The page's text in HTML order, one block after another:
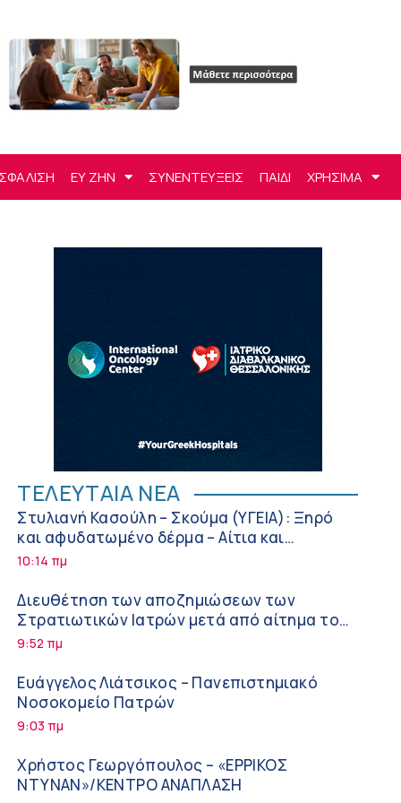
ΕΥ ΖΗΝ ΣΥΝΕΝΤΕΥΞΕΙΣ ΠΑΙΔΙ ΧΡΗΣΙΜΑ
ΤΕΛΕΥΤΑΙΑ ΝΕΑ
Στυλιανή Κασούλη – Σκούμα (ΥΓΕΙΑ): Ξηρό
και αφυδατωμένο δέρμα – Αίτια και
αντιμετώπιση
10:14 πμ
Διευθέτηση των αποζημιώσεων των
Στρατιωτικών Ιατρών μετά από αίτημα του
ΙΣΑ
9:52 πμ
Ευάγγελος Λιάτσικος – Πανεπιστημιακό
Νοσοκομείο Πατρών
9:03 πμ
Χρήστος Γεωργόπουλος – «ΕΡΡΙΚΟΣ
ΝΤΥΝΑΝ»/ΚΕΝΤΡΟ ΑΝΑΠΛΑΣΗ